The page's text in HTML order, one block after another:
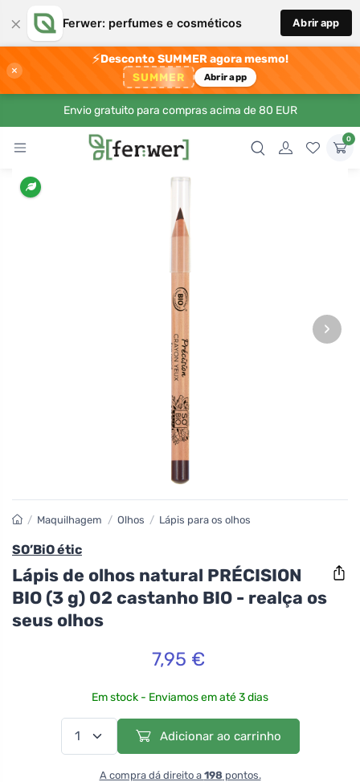
× Ferwer: perfumes e cosméticos Abrir app
×
⚡Desconto SUMMER agora mesmo!
SUMMER Abrir app
Envio gratuito para compras acima de 80 EUR
0
›
/ Maquilhagem / Olhos / Lápis para os olhos
SO’BiO étic
Lápis de olhos natural PRÉCISION
BIO (3 g) 02 castanho BIO - realça os
seus olhos
7,95 €
Em stock - Enviamos em até 3 dias
Adicionar ao carrinho
A compra dá direito a 198pontos.